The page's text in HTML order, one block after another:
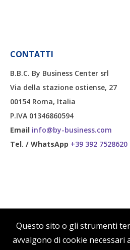
CONTATTI
B.B.C. By Business Center srl
Via della stazione ostiense, 27
00154 Roma, Italia
P.IVA 01346860594
Email info@by-business.com
Tel. / WhatsApp +39 392 7528620
Questo sito o gli strumenti
avvalgono di cookie